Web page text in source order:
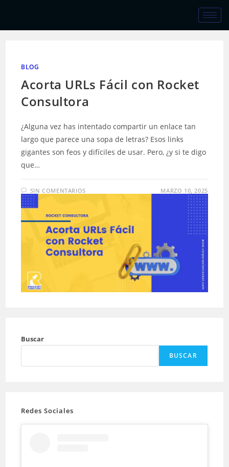
BLOG
Acorta URLs Fácil con Rocket
Consultora
¿Alguna vez has intentado compartir un enlace tan
largo que parece una sopa de letras? Esos links
gigantes son feos y difíciles de usar. Pero, ¿y si te digo
que…
SIN COMENTARIOS MARZO 10, 2025
Buscar
BUSCAR
Redes Sociales